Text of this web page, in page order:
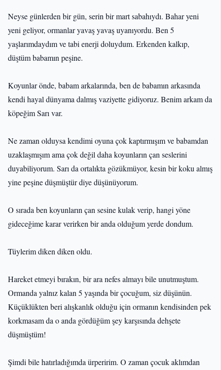
Neyse günlerden bir gün, serin bir mart sabahıydı. Bahar yeni
yeni geliyor, ormanlar yavaş yavaş uyanıyordu. Ben 5
yaşlarımdaydım ve tabi enerji doluydum. Erkenden kalkıp,
düştüm babamın peşine.
Koyunlar önde, babam arkalarında, ben de babamın arkasında
kendi hayal dünyama dalmış vaziyette gidiyoruz. Benim arkam da
köpeğim Sarı var.
Ne zaman olduysa kendimi oyuna çok kaptırmışım ve babamdan
uzaklaşmışım ama çok değil daha koyunların çan seslerini
duyabiliyorum. Sarı da ortalıkta gözükmüyor, kesin bir koku almış
yine peşine düşmüştür diye düşünüyorum.
O sırada ben koyunların çan sesine kulak verip, hangi yöne
gideceğime karar verirken bir anda olduğum yerde dondum.
Tüylerim diken diken oldu.
Hareket etmeyi bırakın, bir ara nefes almayı bile unutmuştum.
Ormanda yalnız kalan 5 yaşında bir çocuğum, siz düşünün.
Küçüklükten beri alışkanlık olduğu için ormanın kendisinden pek
korkmasam da o anda gördüğüm şey karşısında dehşete
düşmüştüm!
Şimdi bile hatırladığımda ürperirim. O zaman çocuk aklımdan